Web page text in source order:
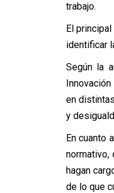
trabajo.
El
identificar
Según la
en
y
En cuanto
hagan
de lo que